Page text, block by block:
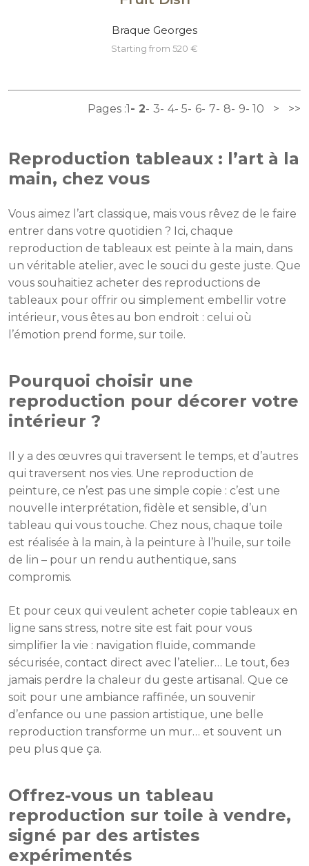
Braque Georges
starting from 520 €
Pages :1 2 3 4 5 6 7 8 9 10 > >>
Reproduction tableaux : l’art à la
main, chez vous
Vous aimez l’art classique, mais vous rêvez de le faire
entrer dans votre quotidien ? Ici, chaque
reproduction de tableaux est peinte à la main, dans
un véritable atelier, avec le souci du geste juste. Que
vous souhaitiez acheter des reproductions de
tableaux pour offrir ou simplement embellir votre
intérieur, vous êtes au bon endroit : celui où
l’émotion prend forme, sur toile.
Pourquoi choisir une
reproduction pour décorer votre
intérieur ?
Il y a des œuvres qui traversent le temps, et d’autres
qui traversent nos vies. Une reproduction de
peinture, ce n’est pas une simple copie : c’est une
nouvelle interprétation, fidèle et sensible, d’un
tableau qui vous touche. Chez nous, chaque toile
est réalisée à la main, à la peinture à l’huile, sur toile
de lin – pour un rendu authentique, sans
compromis.
Et pour ceux qui veulent acheter copie tableaux en
ligne sans stress, notre site est fait pour vous
simplifier la vie : navigation fluide, commande
sécurisée, contact direct avec l’atelier… Le tout, без
jamais perdre la chaleur du geste artisanal. Que ce
soit pour une ambiance raffinée, un souvenir
d’enfance ou une passion artistique, une belle
reproduction transforme un mur… et souvent un
peu plus que ça.
Offrez-vous un tableau
reproduction sur toile à vendre,
signé par des artistes
expérimentés